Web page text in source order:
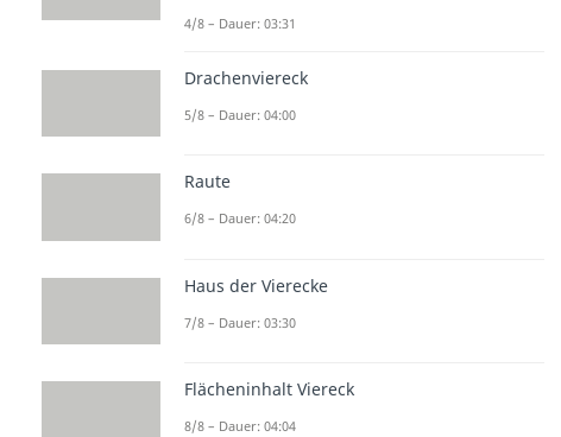
4/8 – Dauer: 03:31
Drachenviereck
5/8 – Dauer: 04:00
Raute
6/8 – Dauer: 04:20
Haus der Vierecke
7/8 – Dauer: 03:30
Flächeninhalt Viereck
8/8 – Dauer: 04:04